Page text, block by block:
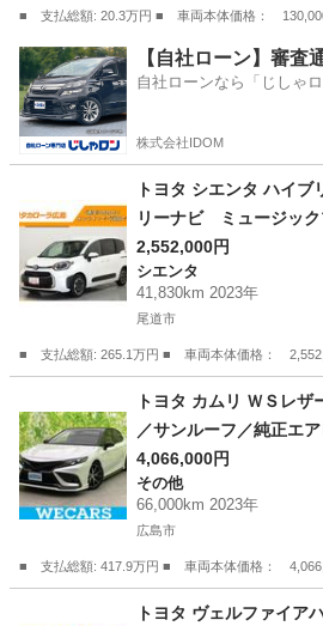
■ 支払総額: 20.3万円 ■ 車両本体価格：
広島 三原市 その他
【自社ローン】審査
自社ローンなら「じしゃ
株式会社IDOM
トヨタ シエンタ ハイ
リーナビ ミュージッ
クカメラ 衝突被害軽
レコ 両側電動スライ
ウオークスルー ワン
2,552,000円
シエンタ
41,830km 2023年
尾道市
■ 支払総額: 265.1万円 ■ 車両本体価格：
シエンタ
トヨタ カムリ ＷＳレ
／サンルーフ／純正エ
ィスプレイオーディオ＋
ーフティセンス／シー
脱防止支援システム／
4,066,000円
その他
66,000km 2023年
広島市
■ 支払総額: 417.9万円 ■ 車両本体価格：
その他
トヨタ ヴェルファイア